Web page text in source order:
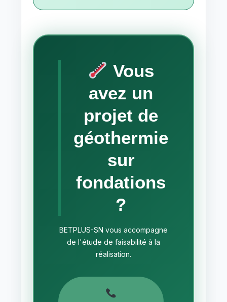
Vous
avez un
projet de
géothermie
sur
fondations
?
BETPLUS-SN vous accompagne
de l'étude de faisabilité à la
réalisation.